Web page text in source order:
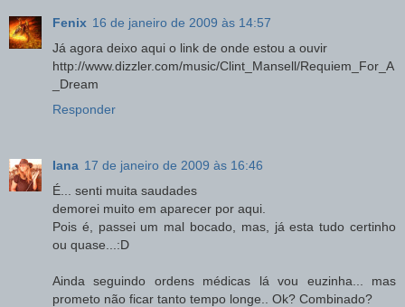
Fenix 16 de janeiro de 2009 às 14:57
Já agora deixo aqui o link de onde estou a ouvir
http://www.dizzler.com/music/Clint_Mansell/Requiem_For_A
_Dream
Responder
Iana 17 de janeiro de 2009 às 16:46
É... senti muita saudades
demorei muito em aparecer por aqui.
Pois é, passei um mal bocado, mas, já esta tudo certinho
ou quase...:D
Ainda seguindo ordens médicas lá vou euzinha... mas
prometo não ficar tanto tempo longe.. Ok? Combinado?